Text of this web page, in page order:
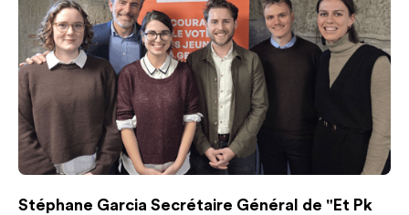
Stéphane Garcia Secrétaire Général de "Et Pk